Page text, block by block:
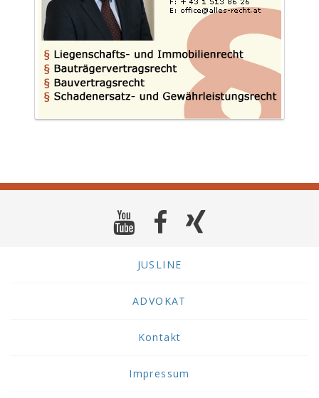
JUSLINE
ADVOKAT
Kontakt
Impressum